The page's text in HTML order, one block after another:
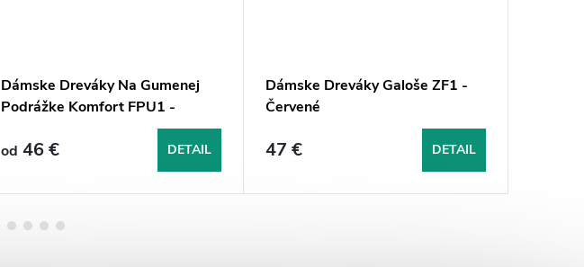
Dámske Dreváky Na Gumenej
Podrážke Komfort FPU1 -
od 46 € DETAIL
Dámske Dreváky Galoše ZF1 -
Červené
47 € DETAIL